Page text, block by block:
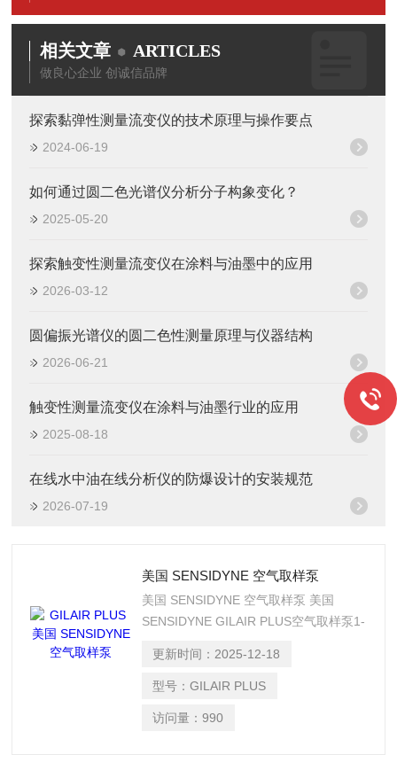
相关文章 ARTICLES
做良心企业 创诚信品牌
探索黏弹性测量流变仪的技术原理与操作要点
2024-06-19
如何通过圆二色光谱仪分析分子构象变化？
2025-05-20
探索触变性测量流变仪在涂料与油墨中的应用
2026-03-12
圆偏振光谱仪的圆二色性测量原理与仪器结构
2026-06-21
触变性测量流变仪在涂料与油墨行业的应用
2025-08-18
在线水中油在线分析仪的防爆设计的安装规范
2026-07-19
美国 SENSIDYNE 空气取样泵
美国 SENSIDYNE 空气取样泵 美国
SENSIDYNE GILAIR PLUS空气取样泵1-
泵,SENSIDYNE手持式气体检测仪
更新时间： 2025-12-18
型号：GILAIR PLUS
访问量：990